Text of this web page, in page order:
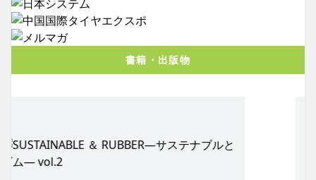
書籍・出版物